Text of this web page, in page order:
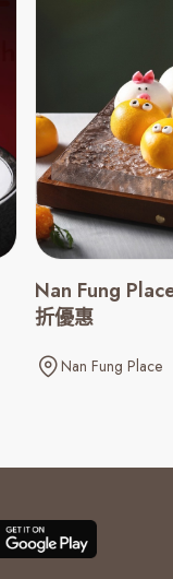
Nan Fung
折優惠
Nan Fung Place